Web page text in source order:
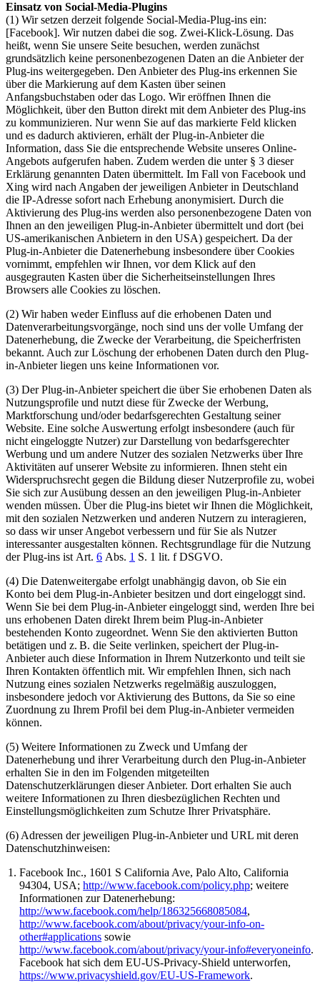
Einsatz von Social-Media-Plugins
(1) Wir setzen derzeit folgende Social-Media-Plug-ins ein:
[Facebook]. Wir nutzen dabei die sog. Zwei-Klick-Lösung. Das
heißt, wenn Sie unsere Seite besuchen, werden zunächst
grundsätzlich keine personenbezogenen Daten an die Anbieter der
Plug-ins weitergegeben. Den Anbieter des Plug-ins erkennen Sie
über die Markierung auf dem Kasten über seinen
Anfangsbuchstaben oder das Logo. Wir eröffnen Ihnen die
Möglichkeit, über den Button direkt mit dem Anbieter des Plug-ins
zu kommunizieren. Nur wenn Sie auf das markierte Feld klicken
und es dadurch aktivieren, erhält der Plug-in-Anbieter die
Information, dass Sie die entsprechende Website unseres Online-
Angebots aufgerufen haben. Zudem werden die unter § 3 dieser
Erklärung genannten Daten übermittelt. Im Fall von Facebook und
Xing wird nach Angaben der jeweiligen Anbieter in Deutschland
die IP-Adresse sofort nach Erhebung anonymisiert. Durch die
Aktivierung des Plug-ins werden also personenbezogene Daten von
Ihnen an den jeweiligen Plug-in-Anbieter übermittelt und dort (bei
US-amerikanischen Anbietern in den USA) gespeichert. Da der
Plug-in-Anbieter die Datenerhebung insbesondere über Cookies
vornimmt, empfehlen wir Ihnen, vor dem Klick auf den
ausgegrauten Kasten über die Sicherheitseinstellungen Ihres
Browsers alle Cookies zu löschen.
(2) Wir haben weder Einfluss auf die erhobenen Daten und
Datenverarbeitungsvorgänge, noch sind uns der volle Umfang der
Datenerhebung, die Zwecke der Verarbeitung, die Speicherfristen
bekannt. Auch zur Löschung der erhobenen Daten durch den Plug-
in-Anbieter liegen uns keine Informationen vor.
(3) Der Plug-in-Anbieter speichert die über Sie erhobenen Daten als
Nutzungsprofile und nutzt diese für Zwecke der Werbung,
Marktforschung und/oder bedarfsgerechten Gestaltung seiner
Website. Eine solche Auswertung erfolgt insbesondere (auch für
nicht eingeloggte Nutzer) zur Darstellung von bedarfsgerechter
Werbung und um andere Nutzer des sozialen Netzwerks über Ihre
Aktivitäten auf unserer Website zu informieren. Ihnen steht ein
Widerspruchsrecht gegen die Bildung dieser Nutzerprofile zu, wobei
Sie sich zur Ausübung dessen an den jeweiligen Plug-in-Anbieter
wenden müssen. Über die Plug-ins bietet wir Ihnen die Möglichkeit,
mit den sozialen Netzwerken und anderen Nutzern zu interagieren,
so dass wir unser Angebot verbessern und für Sie als Nutzer
interessanter ausgestalten können. Rechtsgrundlage für die Nutzung
der Plug-ins ist Art. 6 Abs. 1 S. 1 lit. f DSGVO.
(4) Die Datenweitergabe erfolgt unabhängig davon, ob Sie ein
Konto bei dem Plug-in-Anbieter besitzen und dort eingeloggt sind.
Wenn Sie bei dem Plug-in-Anbieter eingeloggt sind, werden Ihre bei
uns erhobenen Daten direkt Ihrem beim Plug-in-Anbieter
bestehenden Konto zugeordnet. Wenn Sie den aktivierten Button
betätigen und z. B. die Seite verlinken, speichert der Plug-in-
Anbieter auch diese Information in Ihrem Nutzerkonto und teilt sie
Ihren Kontakten öffentlich mit. Wir empfehlen Ihnen, sich nach
Nutzung eines sozialen Netzwerks regelmäßig auszuloggen,
insbesondere jedoch vor Aktivierung des Buttons, da Sie so eine
Zuordnung zu Ihrem Profil bei dem Plug-in-Anbieter vermeiden
können.
(5) Weitere Informationen zu Zweck und Umfang der
Datenerhebung und ihrer Verarbeitung durch den Plug-in-Anbieter
erhalten Sie in den im Folgenden mitgeteilten
Datenschutzerklärungen dieser Anbieter. Dort erhalten Sie auch
weitere Informationen zu Ihren diesbezüglichen Rechten und
Einstellungsmöglichkeiten zum Schutze Ihrer Privatsphäre.
(6) Adressen der jeweiligen Plug-in-Anbieter und URL mit deren
Datenschutzhinweisen:
Facebook Inc., 1601 S California Ave, Palo Alto, California
94304, USA;http://www.facebook.com/policy.php; weitere
Informationen zur Datenerhebung:
http://www.facebook.com/help/186325668085084,
http://www.facebook.com/about/privacy/your-info-on-
other#applications sowie
http://www.facebook.com/about/privacy/your-info#everyoneinfo.
Facebook hat sich dem EU-US-Privacy-Shield unterworfen,
https://www.privacyshield.gov/EU-US-Framework.